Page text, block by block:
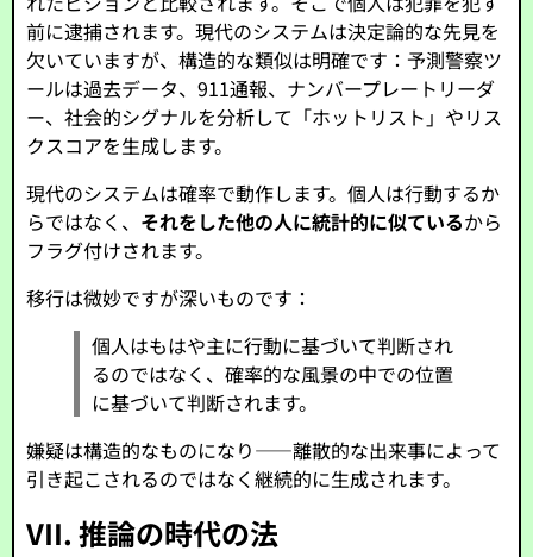
前に逮捕されます。現代のシステムは決定論的な先見を
欠いていますが、構造的な類似は明確です：予測警察ツ
ールは過去データ、911通報、ナンバープレートリーダ
ー、社会的シグナルを分析して「ホットリスト」やリス
クスコアを生成します。
現代のシステムは確率で動作します。個人は行動するか
らではなく、 それをした他の人に統計的に似ているから
フラグ付けされます。
移行は微妙ですが深いものです：
個人はもはや主に行動に基づいて判断され
るのではなく、確率的な風景の中での位置
に基づいて判断されます。
嫌疑は構造的なものになり——離散的な出来事によって
引き起こされるのではなく継続的に生成されます。
VII. 推論の時代の法